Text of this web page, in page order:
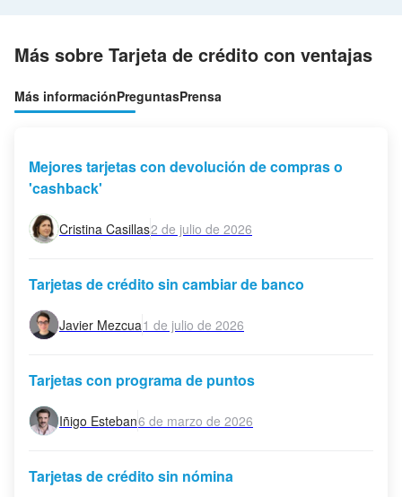
Más sobre Tarjeta de crédito con ventajas
Más informaciónPreguntasPrensa
Mejores tarjetas con devolución de compras o
'cashback'
Cristina Casillas2 de julio de 2026
Tarjetas de crédito sin cambiar de banco
Javier Mezcua1 de julio de 2026
Tarjetas con programa de puntos
Iñigo Esteban6 de marzo de 2026
Tarjetas de crédito sin nómina